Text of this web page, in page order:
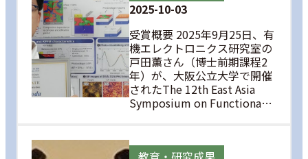
2025-10-03
受賞概要 2025年9月25日、有
機エレクトロニクス研究室の
戸田薫さん（博士前期課程2
年）が、大阪公立大学で開催
されたThe 12th East Asia
Symposium on Functiona…